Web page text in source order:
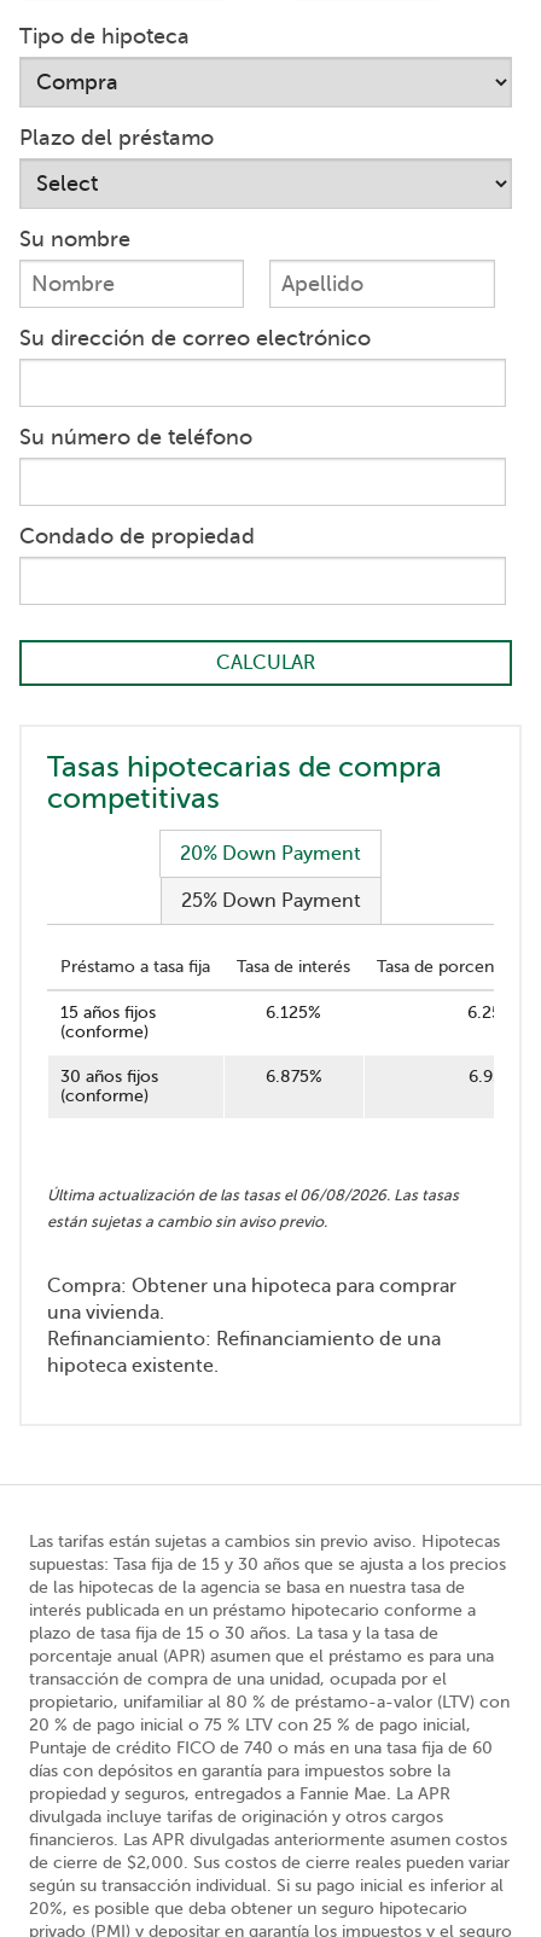
Tipo de hipoteca
Plazo del préstamo
Su nombre
Su dirección de correo electrónico
Su número de teléfono
Condado de propiedad
CALCULAR
Tasas hipotecarias de compra
competitivas
20% Down Payment
25% Down Payment
Préstamo a tasa fija Tasa de interés Tasa de porcentaje
15 años fijos
(conforme)
6.125% 6.256%
30 años fijos
(conforme)
6.875% 6.957%
Última actualización de las tasas el 06/08/2026. Las tasas
están sujetas a cambio sin aviso previo.
Compra: Obtener una hipoteca para comprar
una vivienda.
Refinanciamiento: Refinanciamiento de una
hipoteca existente.
Las tarifas están sujetas a cambios sin previo aviso. Hipotecas
supuestas: Tasa fija de 15 y 30 años que se ajusta a los precios
de las hipotecas de la agencia se basa en nuestra tasa de
interés publicada en un préstamo hipotecario conforme a
plazo de tasa fija de 15 o 30 años. La tasa y la tasa de
porcentaje anual (APR) asumen que el préstamo es para una
transacción de compra de una unidad, ocupada por el
propietario, unifamiliar al 80 % de préstamo-a-valor (LTV) con
20 % de pago inicial o 75 % LTV con 25 % de pago inicial,
Puntaje de crédito FICO de 740 o más en una tasa fija de 60
días con depósitos en garantía para impuestos sobre la
propiedad y seguros, entregados a Fannie Mae. La APR
divulgada incluye tarifas de originación y otros cargos
financieros. Las APR divulgadas anteriormente asumen costos
de cierre de $2,000. Sus costos de cierre reales pueden variar
según su transacción individual. Si su pago inicial es inferior al
20%, es posible que deba obtener un seguro hipotecario
privado (PMI) y depositar en garantía los impuestos y el seguro